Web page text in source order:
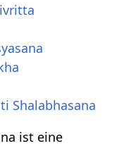
Shalabhasana
ist eine